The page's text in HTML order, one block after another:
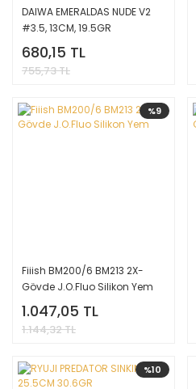
DAIWA EMERALDAS NUDE V2
#3.5, 13CM, 19.5GR
680,15 TL
755,73 TL
%9
Fiiish BM200/6 BM213 2X-
Gövde J.O.Fluo Silikon Yem
1.047,05 TL
1.144,32 TL
%10